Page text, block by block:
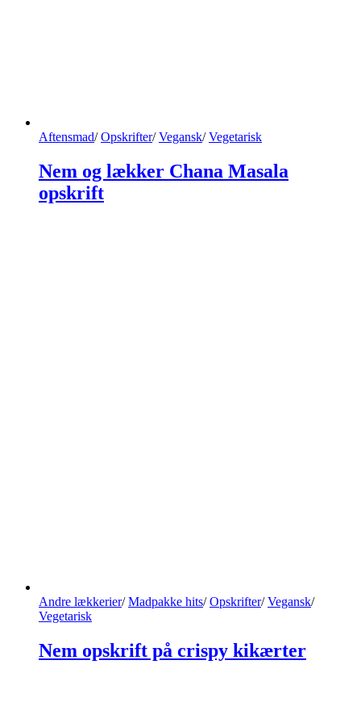
Aftensmad/ Opskrifter/ Vegansk/ Vegetarisk
Nem og lækker Chana Masala
opskrift
Andre lækkerier/ Madpakke hits/ Opskrifter/ Vegansk/
Vegetarisk
Nem opskrift på crispy kikærter